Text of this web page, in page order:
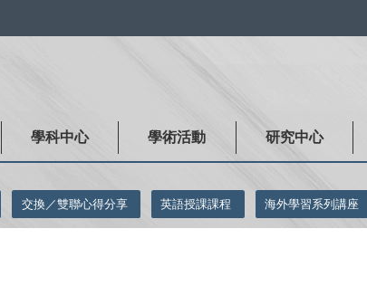
學科中心 學術活動 研究中心
交換／雙聯心得分享 英語授課課程 海外學習系列講座